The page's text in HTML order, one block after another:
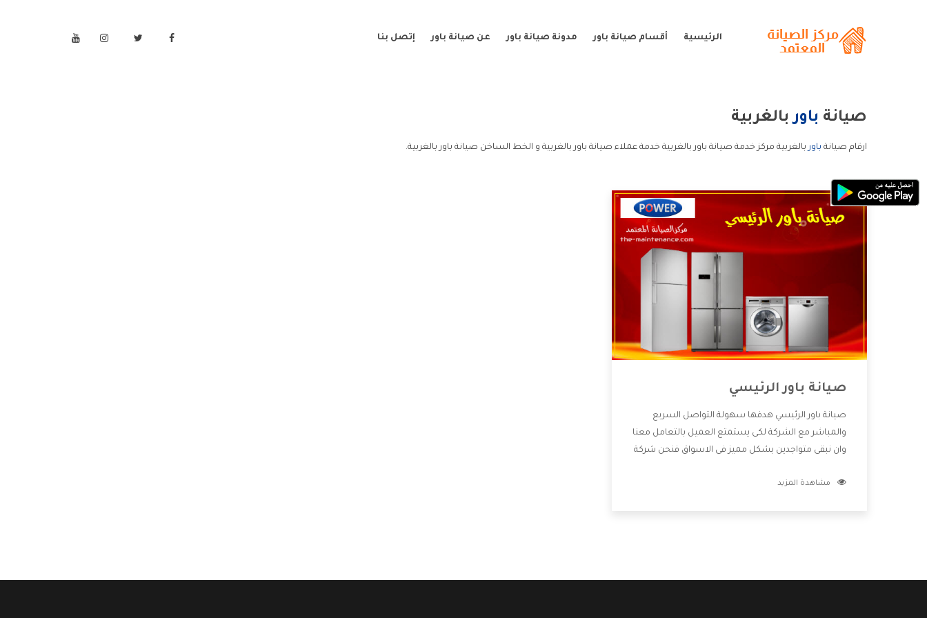
الرئيسية أقسام صيانة باور مدونة صيانة باور عن صيانة باور إتصل بنا
صيانة باوربالغربية
ارقام صيانة باوربالغربية مركز خدمة صيانة باور بالغربية خدمة عملاء صيانة باور بالغربية و الخط الساخن صيانة باور بالغربية.
صيانة باور الرئيسي
صيانة باور الرئيسي هدفها سهولة التواصل السريع
والمباشر مع الشركة لكى يستمتع العميل بالتعامل معنا
وان نبقى متواجدين بشكل مميز فى الاسواق فنحن شركة
بالخدمات التى تنفرد الشركة بها والتى تكون منها خدمة
مشاهدة المزيد